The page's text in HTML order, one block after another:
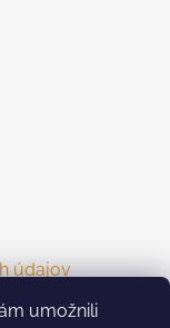
umožnili
údajov